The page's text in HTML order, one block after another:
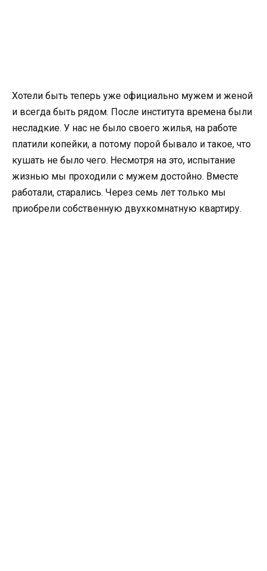
Хотели быть теперь уже официально мужем и женой
и всегда быть рядом. После института времена были
несладкие. У нас не было своего жилья, на работе
платили копейки, а потому порой бывало и такое, что
кушать не было чего. Несмотря на это, испытание
жизнью мы проходили с мужем достойно. Вместе
работали, старались. Через семь лет только мы
приобрели собственную двухкомнатную квартиру.